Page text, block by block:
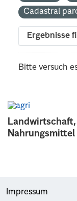
Nahrungsmittel
Cadastral
Ergebnisse
Bitte versuch
Impressum